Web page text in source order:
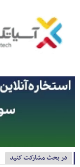
در بحث مشارکت کنید